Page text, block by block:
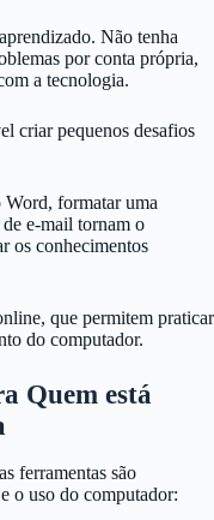
Não tenha
por conta própria,
a tecnologia.
criar pequenos desafios
formatar uma
e-mail tornam o
os conhecimentos
que permitem praticar
do computador.
Quem está
ferramentas são
o uso do computador: